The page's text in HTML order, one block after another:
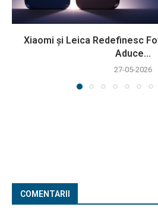
Xiaomi și Leica Redefinesc
Aduce...
27-05-2026
COMENTARII